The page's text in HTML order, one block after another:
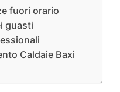
fuori orario
guasti
Caldaie Baxi